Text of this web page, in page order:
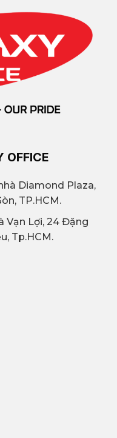
OFFICE
Diamond Plaza,
TP.HCM.
Vạn Lợi, 24 Đặng
Tp.HCM.